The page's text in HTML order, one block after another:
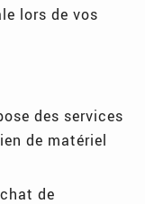
lors de vos
des services
de matériel
de